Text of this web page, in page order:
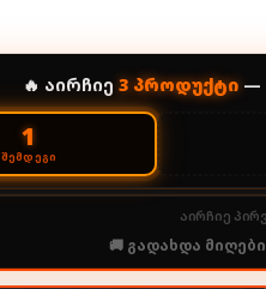
🔥 აირჩიე 3პროდუქტი—
1
ᲨᲔᲛᲓᲔᲒᲘ
აირჩიე
🚚 გადახდა